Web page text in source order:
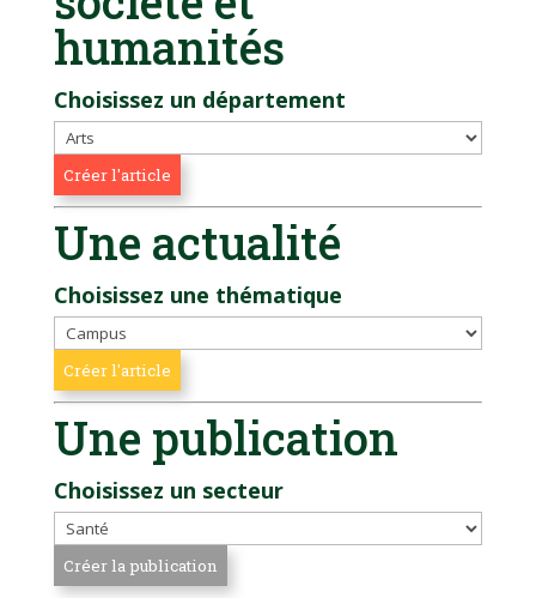
humanités
Choisissez un département
Une actualité
Choisissez une thématique
Une publication
Choisissez un secteur